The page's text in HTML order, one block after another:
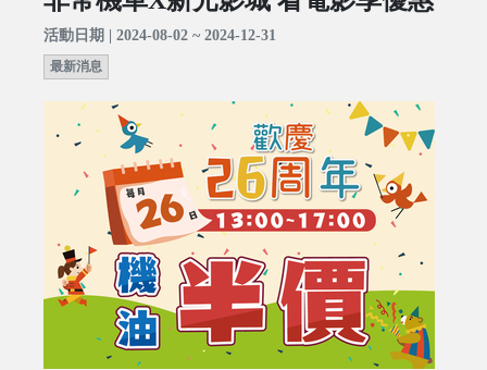
活動日期 | 2024-08-02 ~ 2024-12-31
最新消息